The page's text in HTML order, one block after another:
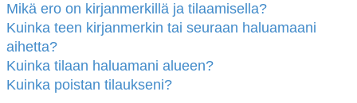
Mikä ero on kirjanmerkillä ja tilaamisella?
Kuinka teen kirjanmerkin tai seuraan haluamaani
aihetta?
Kuinka tilaan haluamani alueen?
Kuinka poistan tilaukseni?